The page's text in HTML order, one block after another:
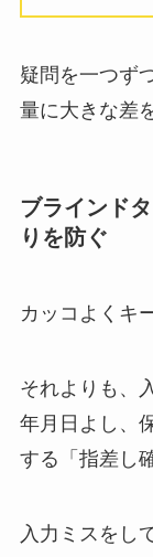
疑問を一つず
量に大きな差
ブラインド
りを防ぐ
カッコよくキ
それよりも、
年月日よし、
する「指差し
入力ミスをし